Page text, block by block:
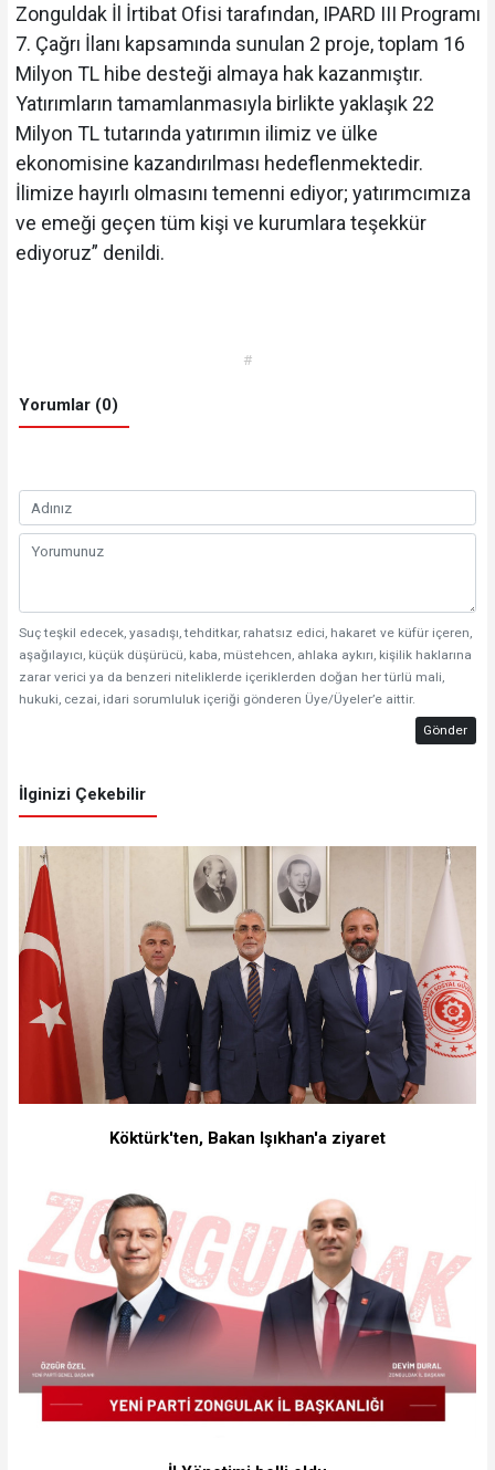
Zonguldak İl İrtibat Ofisi tarafından, IPARD III Programı
7. Çağrı İlanı kapsamında sunulan 2 proje, toplam 16
Milyon TL hibe desteği almaya hak kazanmıştır.
Yatırımların tamamlanmasıyla birlikte yaklaşık 22
Milyon TL tutarında yatırımın ilimiz ve ülke
ekonomisine kazandırılması hedeflenmektedir.
İlimize hayırlı olmasını temenni ediyor; yatırımcımıza
ve emeği geçen tüm kişi ve kurumlara teşekkür
ediyoruz” denildi.
#
Yorumlar (0)
Suç teşkil edecek, yasadışı, tehditkar, rahatsız edici, hakaret ve küfür içeren,
aşağılayıcı, küçük düşürücü, kaba, müstehcen, ahlaka aykırı, kişilik haklarına
zarar verici ya da benzeri niteliklerde içeriklerden doğan her türlü mali,
hukuki, cezai, idari sorumluluk içeriği gönderen Üye/Üyeler’e aittir.
Gönder
İlginizi Çekebilir
Köktürk'ten, Bakan Işıkhan'a ziyaret